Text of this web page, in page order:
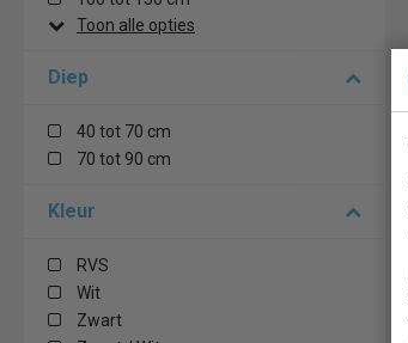
Toon alle opties
Diep
40 tot 70 cm
70 tot 90 cm
Kleur
RVS
Wit
Zwart